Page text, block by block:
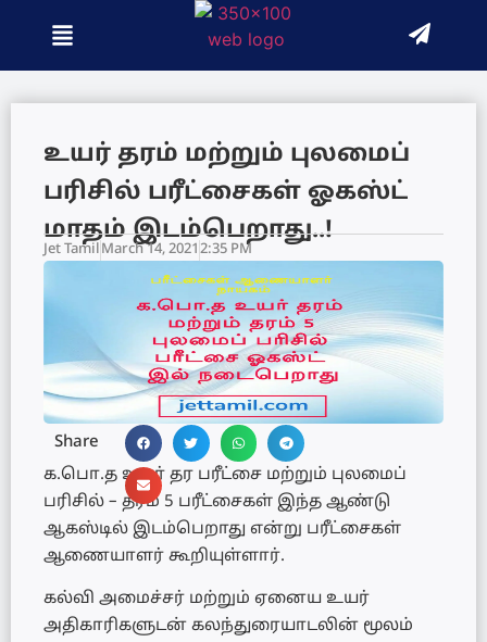
உயர் தரம் மற்றும் புலமைப்
பரிசில் பரீட்சைகள் ஓகஸ்ட்
மாதம் இடம்பெறாது..!
Jet TamilMarch 14, 20212:35 PM
Share
க.பொ.த உயர் தர பரீட்சை மற்றும் புலமைப்
பரிசில் – தரம் 5 பரீட்சைகள் இந்த ஆண்டு
ஆகஸ்டில் இடம்பெறாது என்று பரீட்சைகள்
ஆணையாளர் கூறியுள்ளார்.
கல்வி அமைச்சர் மற்றும் ஏனைய உயர்
அதிகாரிகளுடன் கலந்துரையாடலின் மூலம்